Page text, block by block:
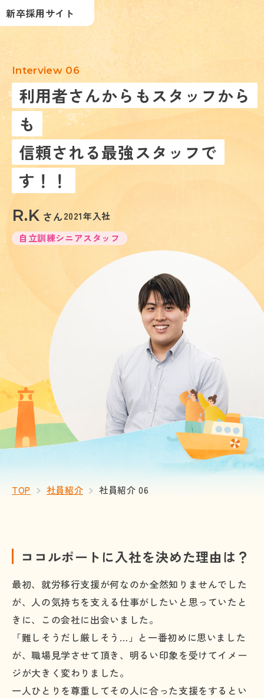
株式会社ココルポート
新卒採用サイト
Interview 06
利用者さんからもスタッフから
も
信頼される最強スタッフで
す！！
R.K さん2021年入社
自立訓練シニアスタッフ
TOP 社員紹介 社員紹介 06
ココルポートに入社を決めた理由は？
最初、就労移行支援が何なのか全然知りませんでした
が、人の気持ちを支える仕事がしたいと思っていたと
きに、この会社に出会いました。
「難しそうだし厳しそう…」と一番初めに思いました
が、職場見学させて頂き、明るい印象を受けてイメー
ジが大きく変わりました。
一人ひとりを尊重してその人に合った支援をするとい